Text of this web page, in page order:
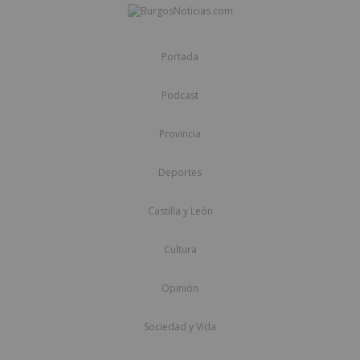
Portada
Podcast
Provincia
Deportes
Castilla y León
Cultura
Opinión
Sociedad y Vida